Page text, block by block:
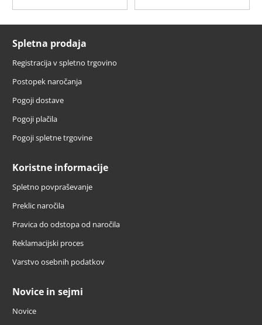
Spletna prodaja
Registracija v spletno trgovino
Postopek naročanja
Pogoji dostave
Pogoji plačila
Pogoji spletne trgovine
Koristne informacije
Spletno povpraševanje
Preklic naročila
Pravica do odstopa od naročila
Reklamacijski proces
Varstvo osebnih podatkov
Novice in sejmi
Novice